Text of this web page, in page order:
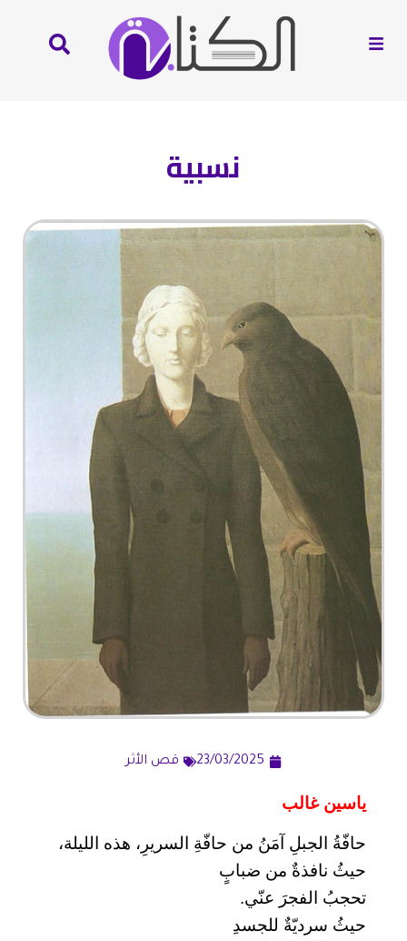
نسبية
23/03/2025 قص الأثر
ياسين غالب
حافّةُ الجبلِ آمَنُ من حافّةِ السريرِ، هذه الليلة،
حيثُ نافذةٌ من ضبابٍ
تحجبُ الفجرَ عنّي.
حيثُ سرديّةٌ للجسدِ